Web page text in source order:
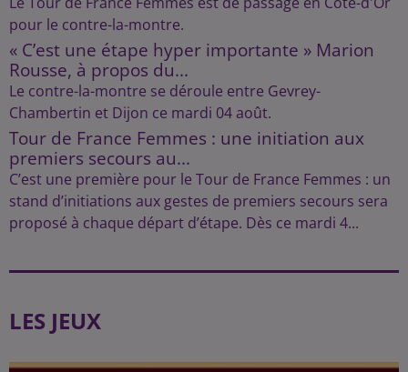
pour le contre-la-montre.
« C’est une étape hyper importante » Marion
Rousse, à propos du...
Le contre-la-montre se déroule entre Gevrey-
Chambertin et Dijon ce mardi 04 août.
Tour de France Femmes : une initiation aux
premiers secours au...
C’est une première pour le Tour de France Femmes : un
stand d’initiations aux gestes de premiers secours sera
proposé à chaque départ d’étape. Dès ce mardi 4...
LES JEUX